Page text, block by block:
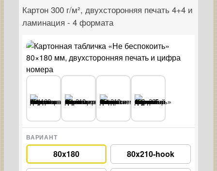
Картон 300 г/м², двухсторонняя печать 4+4 и
ламинация - 4 формата
ВАРИАНТ
80x180 80x210-hook